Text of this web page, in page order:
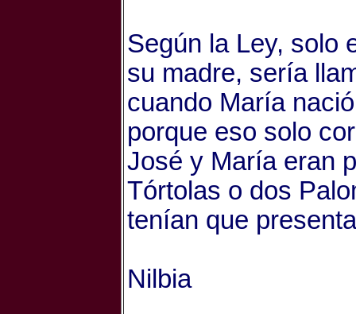
Según la Ley, solo
su madre, sería
cuando María
porque eso solo
José y María eran
Tórtolas o dos
tenían que
Nilbia